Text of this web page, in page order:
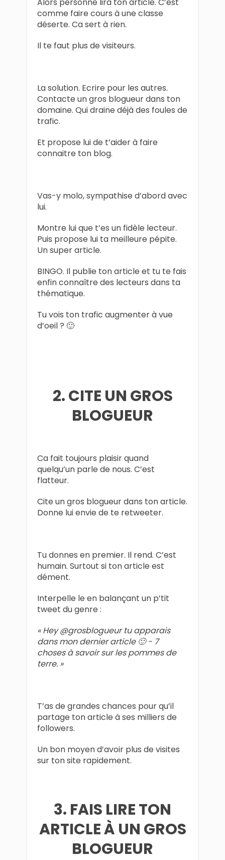
comme faire cours à une classe
déserte. Ca sert à rien.
Il te faut plus de visiteurs.
La solution. Ecrire pour les autres.
Contacte un gros blogueur dans ton
domaine. Qui draine déjà des foules de
trafic.
Et propose lui de t’aider à faire
connaitre ton blog.
Vas-y molo, sympathise d’abord avec
lui.
Montre lui que t’es un fidèle lecteur.
Puis propose lui ta meilleure pépite.
Un super article.
BINGO. Il publie ton article et tu te fais
enfin connaître des lecteurs dans ta
thématique.
Tu vois ton trafic augmenter à vue
d’oeil ? 🙂
2. CITE UN GROS
BLOGUEUR
Ca fait toujours plaisir quand
quelqu’un parle de nous. C’est
flatteur.
Cite un gros blogueur dans ton article.
Donne lui envie de te retweeter.
Tu donnes en premier. Il rend. C’est
humain. Surtout si ton article est
dément.
Interpelle le en balançant un p’tit
tweet du genre :
« Hey @grosblogueur tu apparais
dans mon dernier article 🙂 - 7
choses à savoir sur les pommes de
terre. »
T’as de grandes chances pour qu’il
partage ton article à ses milliers de
followers.
Un bon moyen d’avoir plus de visites
sur ton site rapidement.
3. FAIS LIRE TON
ARTICLE À UN GROS
BLOGUEUR